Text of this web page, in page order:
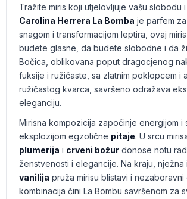
Tražite miris koji utjelovljuje vašu slobodu
Carolina Herrera La Bomba je parfem
snagom i transformacijom leptira, ovaj
budete glasne, da budete slobodne i da
Bočica, oblikovana poput dragocjenog
fuksije i ružičaste, sa zlatnim poklopcem i
ružičastog kvarca, savršeno odražava
eleganciju.
Mirisna kompozicija započinje energijom i
eksplozijom egzotične pitaje. U srcu
plumerija i crveni božurdonose notu
ženstvenosti i elegancije. Na kraju, nježna
vanilija pruža mirisu blistavi i nezaboravni
kombinacija čini La Bombu savršenom za